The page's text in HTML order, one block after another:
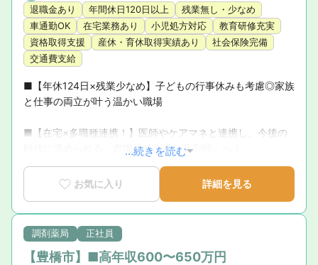
退職金あり 年間休日120日以上
残業無し・少なめ
車通勤OK
在宅業務あり 小児処方対応
教育研修充実
資格取得支援
産休・育休取得実績あり
社会保険完備
交通費支給
■【年休124日×残業少なめ】子どもの行事休みも考慮◎家族
と仕事の両立が叶う温かい職場
■【在宅×多職種連携！】医師やケアマネと連携し、今後の
時代に求められる「市場価値の高い薬剤師」へ！
■【全額会社補助＆豊富な研修】初任者からドクター講義、
サプリ・漢方の資格取得まで学びの環境が充実！
■【明確なキャリアパス】1級～8級の評価軸で、頑張りがス
ピーディーかつ着実に給与へ直結！
...続きを読む
お気に入り 詳細を見る
調剤薬局 正社員
【豊橋市】■高年収600〜650万円